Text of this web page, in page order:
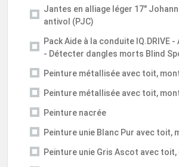
Jantes en alliage léger 17"
antivol (PJC)
Pack Aide à la conduite
- Détecter dangles morts Blind
Peinture métallisée avec toit,
Peinture métallisée avec toit,
Peinture nacrée
Peinture unie Blanc Pur avec
Peinture unie Gris Ascot avec